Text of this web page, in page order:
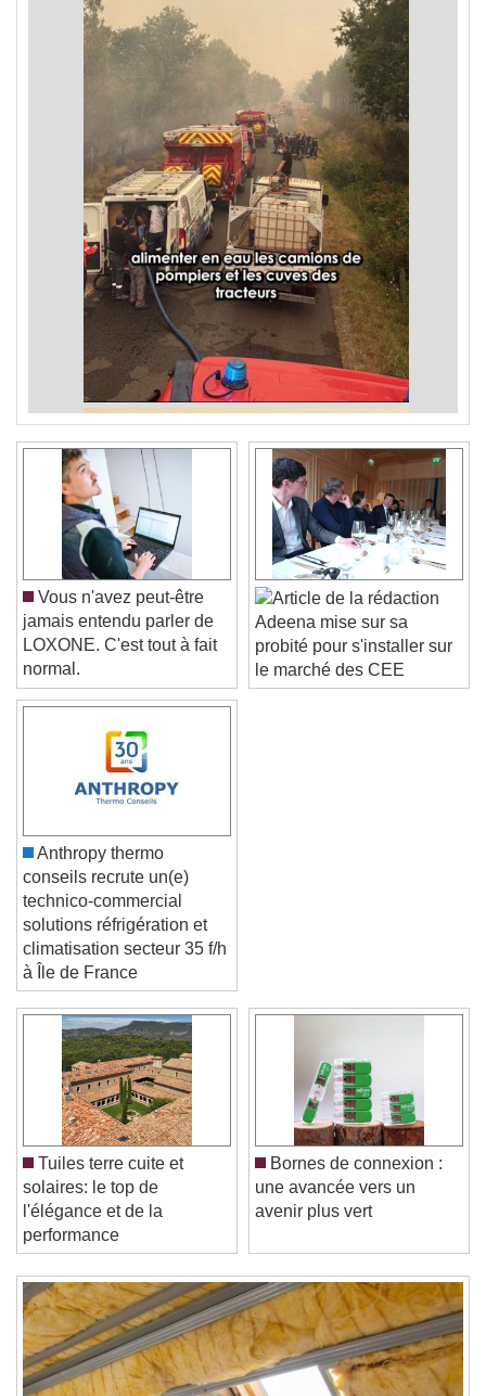
Video Player is loading.
Play Video
Play
Skip Backward
Skip Forward
Unmute
Current Time0:00
/
Duration-:-
Loaded :0%
Stream Type
Remaining Time-0:00
1x
Playback Rate
Chapters
Chapters
Vous n'avez peut-être
jamais entendu parler de
LOXONE. C'est tout à fait
normal.
Adeena mise sur sa
probité pour s'installer sur
le marché des CEE
Anthropy thermo
conseils recrute un(e)
technico-commercial
solutions réfrigération et
climatisation secteur 35 f/h
à Île de France
Tuiles terre cuite et
solaires: le top de
l'élégance et de la
performance
Bornes de connexion :
une avancée vers un